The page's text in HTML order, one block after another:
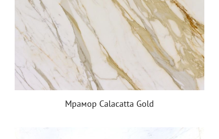
Мрамор Calacatta Gold